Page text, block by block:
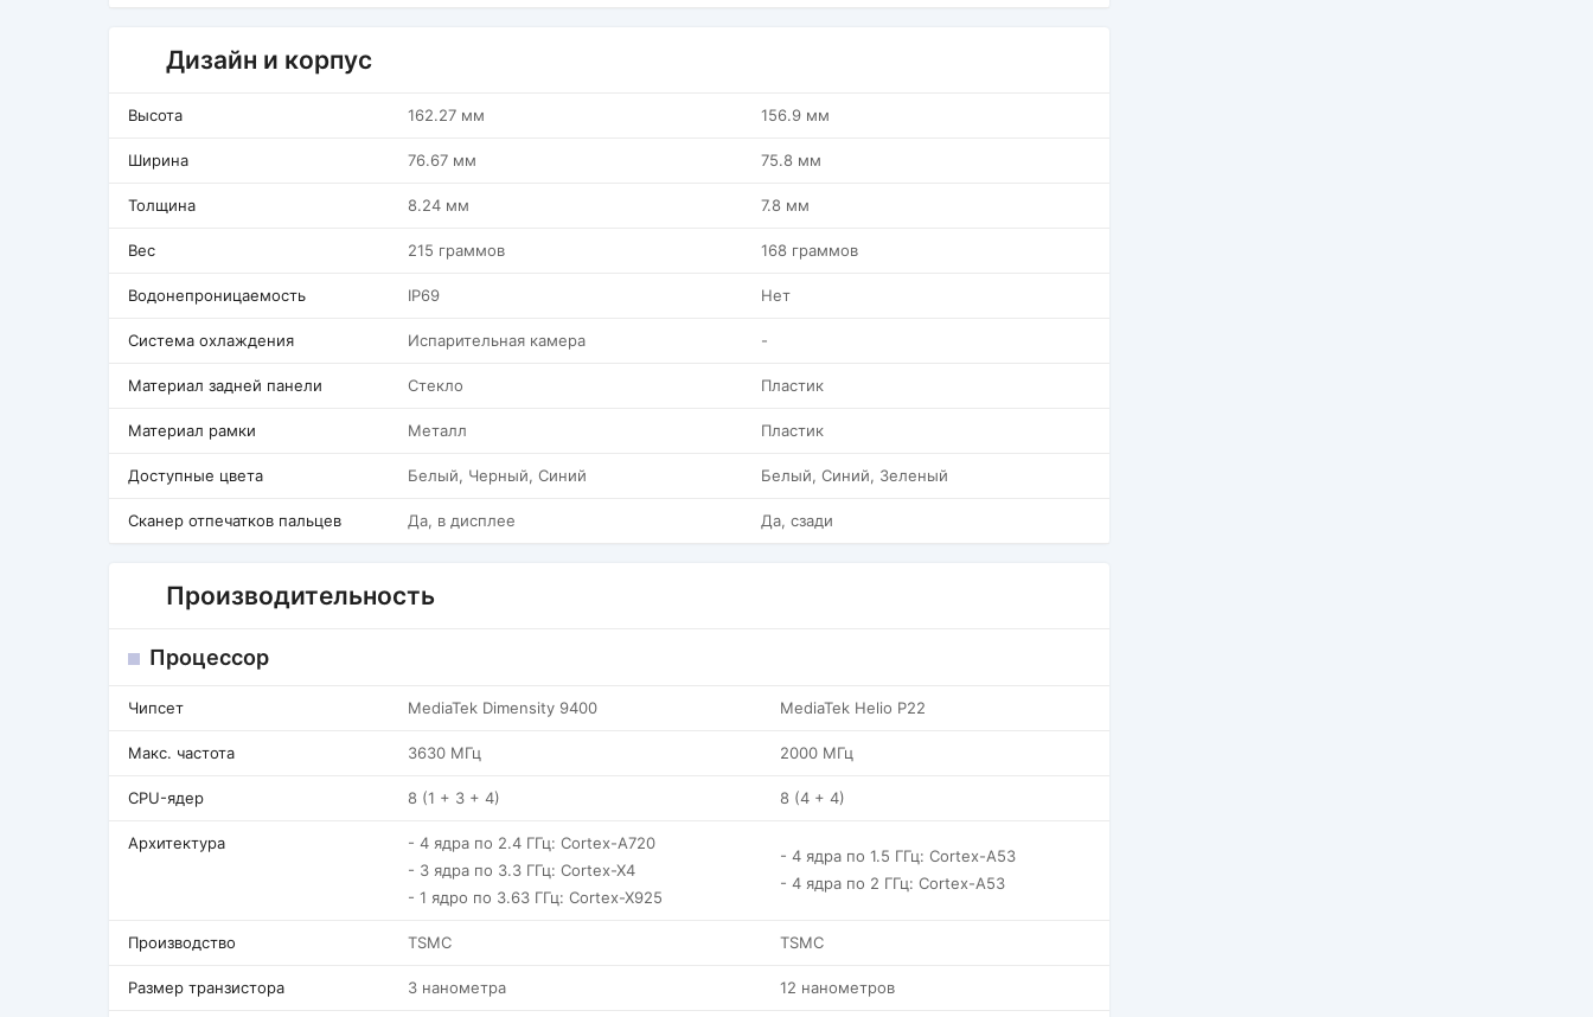
Дизайн и корпус
Высота 162.27 мм 156.9 мм
Ширина 76.67 мм 75.8 мм
Толщина 8.24 мм 7.8 мм
Вес 215 граммов 168 граммов
Водонепроницаемость IP69 Нет
Система охлаждения Испарительная камера -
Материал задней панели Стекло Пластик
Материал рамки Металл Пластик
Доступные цвета Белый, Черный, Синий Белый, Синий, Зеленый
Сканер отпечатков пальцев Да, в дисплее Да, сзади
Производительность
Процессор
Чипсет MediaTek Dimensity 9400 MediaTek Helio P22
Макс. частота 3630 МГц 2000 МГц
CPU-ядер 8 (1 + 3 + 4) 8 (4 + 4)
Архитектура
- 4 ядра по 2.4 ГГц: Cortex-A720
- 3 ядра по 3.3 ГГц: Cortex-X4
- 1 ядро по 3.63 ГГц: Cortex-X925
- 4 ядра по 1.5 ГГц: Cortex-A53
- 4 ядра по 2 ГГц: Cortex-A53
Производство TSMC TSMC
Размер транзистора 3 нанометра 12 нанометров